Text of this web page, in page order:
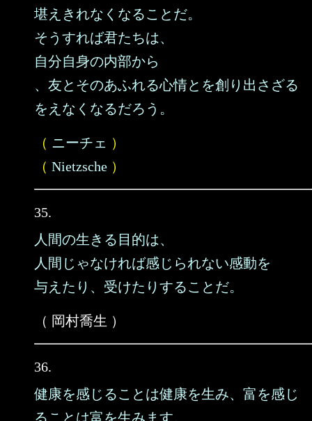
堪えきれなくなることだ。
そうすれば君たちは、
自分自身の内部から
、友とそのあふれる心情とを創り出さざる
をえなくなるだろう。
（ ニーチェ ）
（ Nietzsche ）
35.
人間の生きる目的は、
人間じゃなければ感じられない感動を
与えたり、受けたりすることだ。
（ 岡村喬生 ）
36.
健康を感じることは健康を生み、富を感じ
ることは富を生みます。